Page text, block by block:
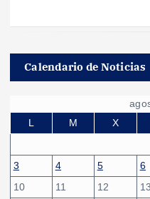
Calendario de Noticias
L
M X
3
4 5 6
10
11 12 13